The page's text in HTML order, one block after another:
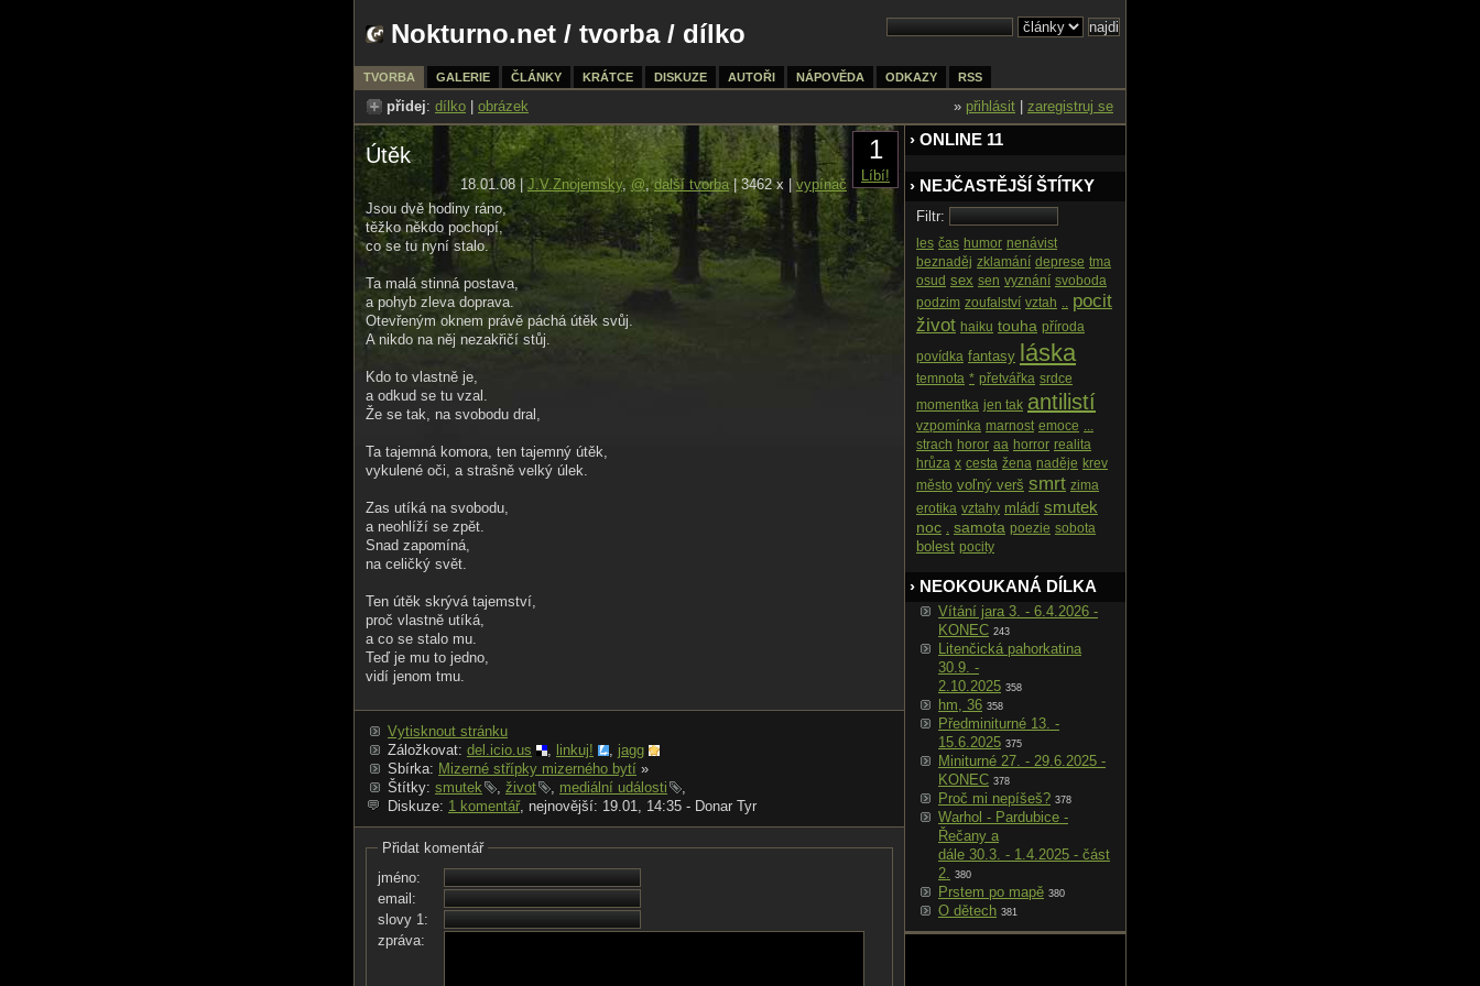
Nokturno.net / tvorba/ dílko
TVORBA GALERIE ČLÁNKY KRÁTCE DISKUZE AUTOŘI NÁPOVĚDA ODKAZY RSS
přidej: dílko obrázek » přihlásit zaregistruj se
1
Líbí!
Útěk
18.01.08 | J.V.Znojemsky, @,další tvorba| 3462 x |vypínač
Jsou dvě hodiny ráno,
těžko někdo pochopí,
co se tu nyní stalo.
Ta malá stinná postava,
a pohyb zleva doprava.
Otevřeným oknem právě páchá útěk svůj.
A nikdo na něj nezakřičí stůj.
Kdo to vlastně je,
a odkud se tu vzal.
Že se tak, na svobodu dral,
Ta tajemná komora, ten tajemný útěk,
vykulené oči, a strašně velký úlek.
Zas utíká na svobodu,
a neohlíží se zpět.
Snad zapomíná,
na celičký svět.
Ten útěk skrývá tajemství,
proč vlastně utíká,
a co se stalo mu.
Teď je mu to jedno,
vidí jenom tmu.
Vytisknout stránku
Záložkovat: del.icio.us , linkuj! , jagg
Sbírka: Mizerné střípky mizerného bytí »
Štítky: smutek , život , mediální události
,
Diskuze: 1 komentář, nejnovější: 19.01, 14:35 - Donar Tyr
Přidat komentář
jméno:
email:
slovy 1:
zpráva:
› ONLINE 11
› NEJČASTĚJŠÍ ŠTÍTKY
Filtr:
les čas humor nenávist
beznaděj zklamání deprese tma
osud sex sen vyznání svoboda
podzim zoufalství vztah .. pocit
život haiku touha příroda
povídka fantasy láska
temnota * přetvářka srdce
momentka jen tak antilistí
vzpomínka marnost emoce ...
strach horor aa horror realita
hrůza x cesta žena naděje krev
město voľný verš smrt zima
erotika vztahy mládí smutek
noc . samota poezie sobota
bolest pocity
› NEOKOUKANÁ DÍLKA
Vítání jara 3. - 6.4.2026 -
KONEC 243
Litenčická pahorkatina
30.9. -
2.10.2025 358
hm, 36 358
Předminiturné 13. -
15.6.2025 375
Miniturné 27. - 29.6.2025 -
KONEC 378
Proč mi nepíšeš? 378
Warhol - Pardubice -
Řečany a
dále 30.3. - 1.4.2025 - část
2. 380
Prstem po mapě 380
O dětech 381